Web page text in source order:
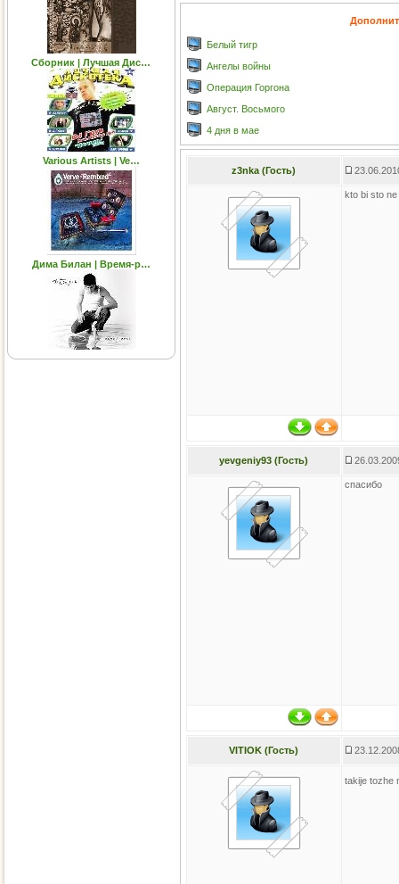
Сборник | Лучшая Дис…
Various Artists | Ve…
Дима Билан | Время-р…
Белый тигр
Ангелы войны
Операция Горгона
Август. Восьмого
4 дня в мае
z3nka (Гость)
kto bi sto
yevgeniy93 (Гость)
спасибо
VITIOK (Гость)
takije tozhe